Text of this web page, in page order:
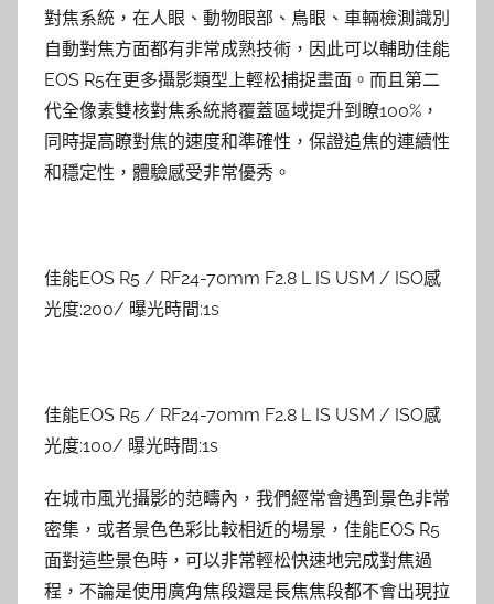
對焦系統，在人眼、動物眼部、鳥眼、車輛檢測識別
自動對焦方面都有非常成熟技術，因此可以輔助佳能
EOS R5在更多攝影類型上輕松捕捉畫面。而且第二
代全像素雙核對焦系統將覆蓋區域提升到瞭100%，
同時提高瞭對焦的速度和準確性，保證追焦的連續性
和穩定性，體驗感受非常優秀。
佳能EOS R5 / RF24-70mm F2.8 L IS USM / ISO感
光度:200/ 曝光時間:1s
佳能EOS R5 / RF24-70mm F2.8 L IS USM / ISO感
光度:100/ 曝光時間:1s
在城市風光攝影的范疇內，我們經常會遇到景色非常
密集，或者景色色彩比較相近的場景，佳能EOS R5
面對這些景色時，可以非常輕松快速地完成對焦過
程，不論是使用廣角焦段還是長焦焦段都不會出現拉